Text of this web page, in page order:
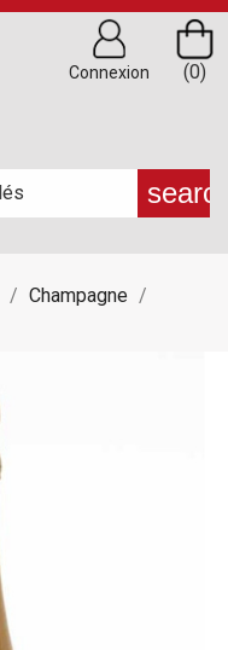
(0)
Connexion
Champagne